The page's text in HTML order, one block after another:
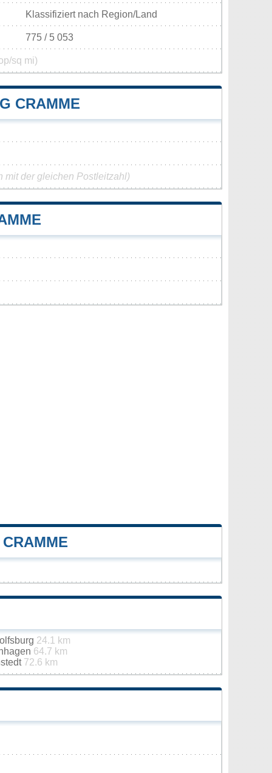
Klassifiziert nach Region/Land
775 / 5 053
sq mi)
CRAMME
mit der gleichen Postleitzahl)
24.1 km
64.7 km
72.6 km